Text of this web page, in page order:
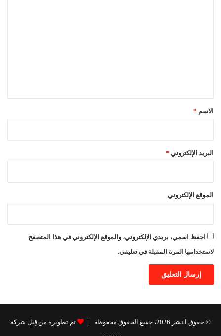
*
الاسم *
البريد الإلكتروني *
الموقع الإلكتروني
احفظ اسمي، بريدي الإلكتروني، والموقع الإلكتروني في هذا المتصفح
لاستخدامها المرة المقبلة في تعليقي.
© حقوق النشر 2026، جميع الحقوق محفوظة | تم تطويره من قِبل شركة